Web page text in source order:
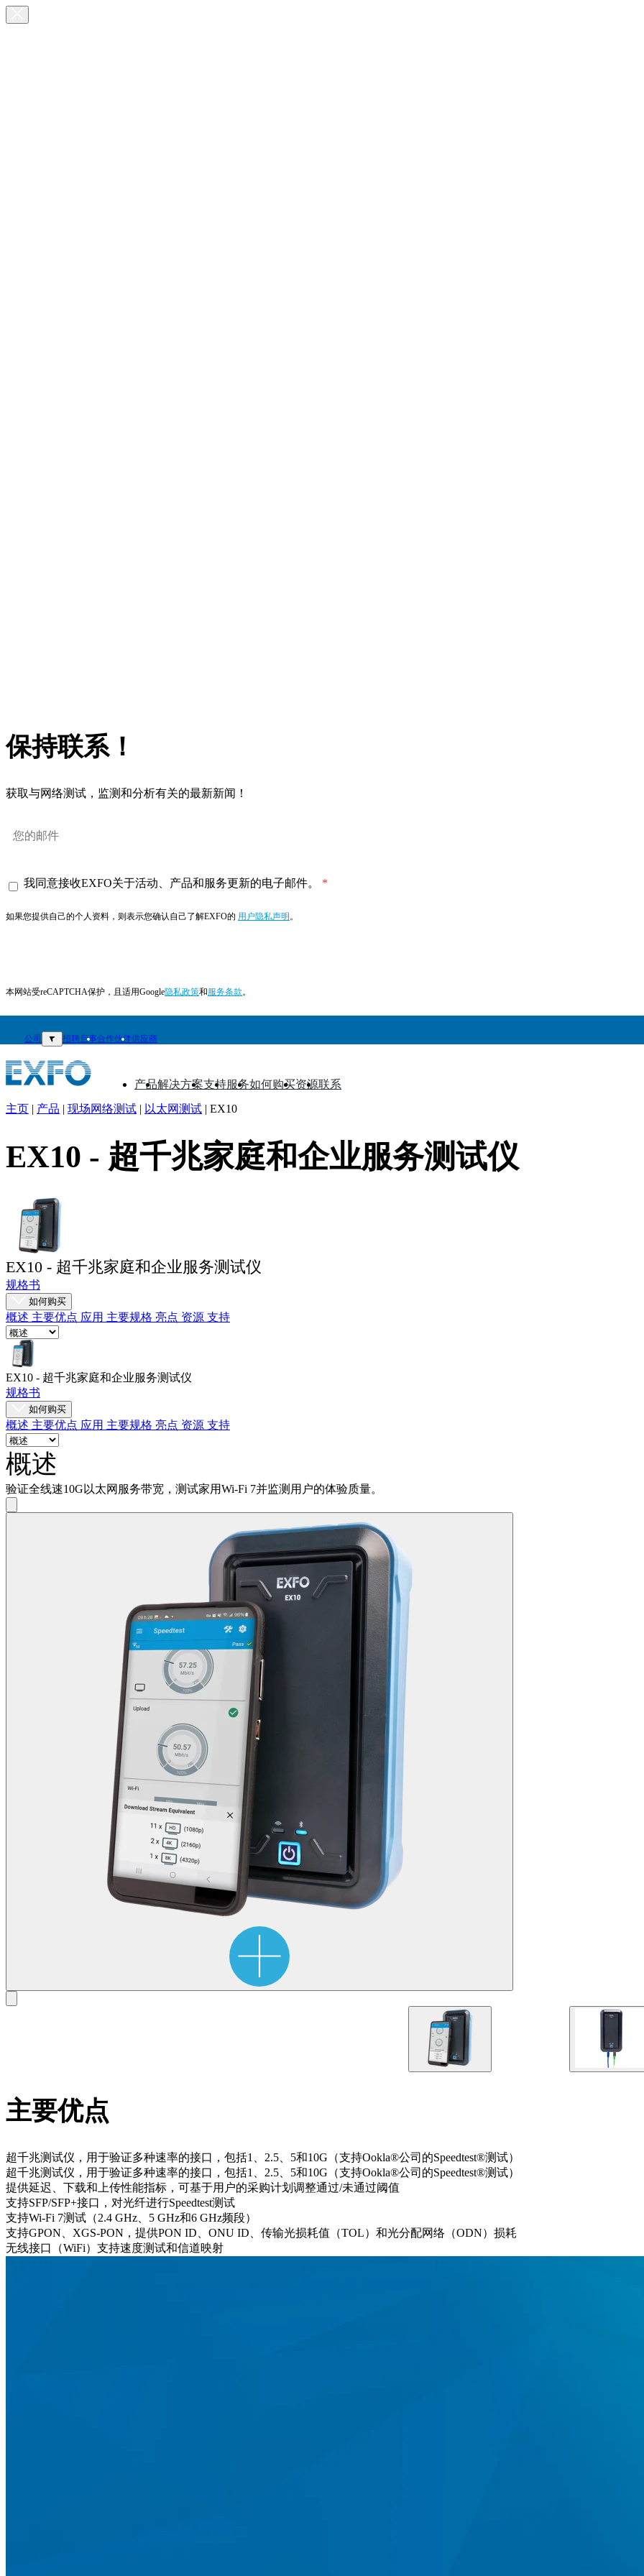
保持联系！
获取与网络测试，监测和分析有关的最新新闻！
我同意接收EXFO关于活动、产品和服务更新的电子邮件。
如果您提供自己的个人资料，则表示您确认自己了解EXFO的 用户隐私声明 。
本网站受reCAPTCHA保护，且适用Google隐私政策和服务条款。
公司 ▼ 招聘启事合作伙伴供应商
产品
▼ 解决方案
▼ 支持
▼ 服务
▼ 如何购买
▼ 资源
▼ 联系
▼
产
品
案
支
持
服
务
如
何
购
买
资
源
联
系
注
册录
主页 | 产品 | 现场网络测试 | 以太网测试 | EX10
EX10 - 超千兆家庭和企业服务测试仪
EX10 - 超千兆家庭和企业服务测试仪
规格书
如何购买
概述 主要优点 应用 主要规格 亮点 资源 支持
EX10 - 超千兆家庭和企业服务测试仪
规格书
如何购买
概述 主要优点 应用 主要规格 亮点 资源 支持
概述
验证全线速10G以太网服务带宽，测试家用Wi-Fi 7并监测用户的体验质量。
主要优点
超千兆测试仪，用于验证多种速率的接口，包括1、2.5、5和10G（支持Ookla®公司的Speedtest®测试）
超千兆测试仪，用于验证多种速率的接口，包括1、2.5、5和10G（支持Ookla®公司的Speedtest®测试）
提供延迟、下载和上传性能指标，可基于用户的采购计划调整通过/未通过阈值
支持SFP/SFP+接口，对光纤进行Speedtest测试
支持Wi-Fi 7测试（2.4 GHz、5 GHz和6 GHz频段）
支持GPON、XGS-PON，提供PON ID、ONU ID、传输光损耗值（TOL）和光分配网络（ODN）损耗
无线接口（WiFi）支持速度测试和信道映射